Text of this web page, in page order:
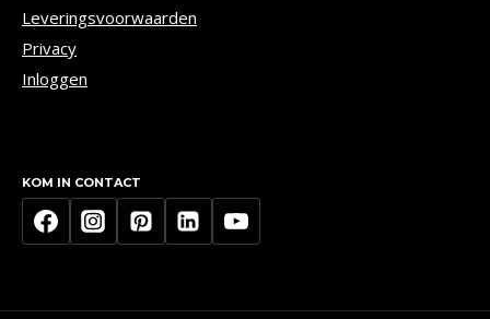
Leveringsvoorwaarden
Privacy
Inloggen
KOM IN CONTACT